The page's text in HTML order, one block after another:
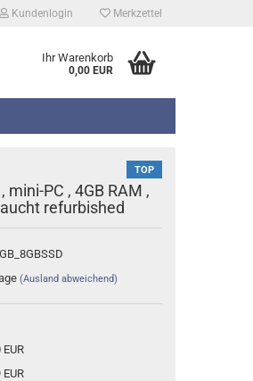
Kundenlogin Merkzettel
Ihr Warenkorb
0,00 EUR
TOP
PC , 4GB RAM ,
refurbished
(Ausland abweichend)